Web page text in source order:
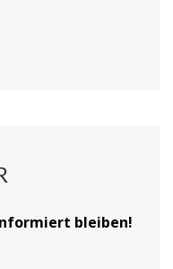
bleiben!